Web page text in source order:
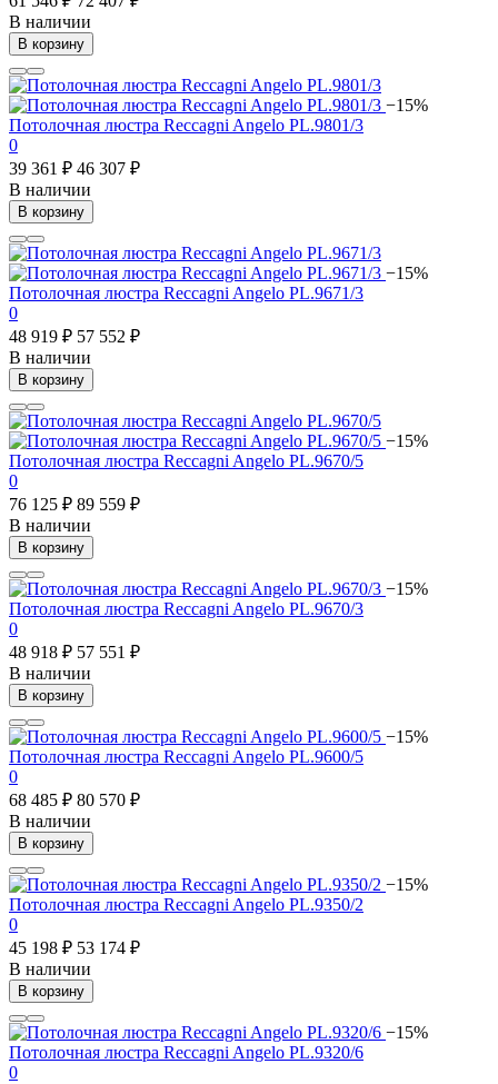
В наличии
В корзину
−15%
Потолочная люстра Reccagni Angelo PL.9801/3
0
39 361 ₽ 46 307 ₽
В наличии
В корзину
−15%
Потолочная люстра Reccagni Angelo PL.9671/3
0
48 919 ₽ 57 552 ₽
В наличии
В корзину
−15%
Потолочная люстра Reccagni Angelo PL.9670/5
0
76 125 ₽ 89 559 ₽
В наличии
В корзину
−15%
Потолочная люстра Reccagni Angelo PL.9670/3
0
48 918 ₽ 57 551 ₽
В наличии
В корзину
−15%
Потолочная люстра Reccagni Angelo PL.9600/5
0
68 485 ₽ 80 570 ₽
В наличии
В корзину
−15%
Потолочная люстра Reccagni Angelo PL.9350/2
0
45 198 ₽ 53 174 ₽
В наличии
В корзину
−15%
Потолочная люстра Reccagni Angelo PL.9320/6
0